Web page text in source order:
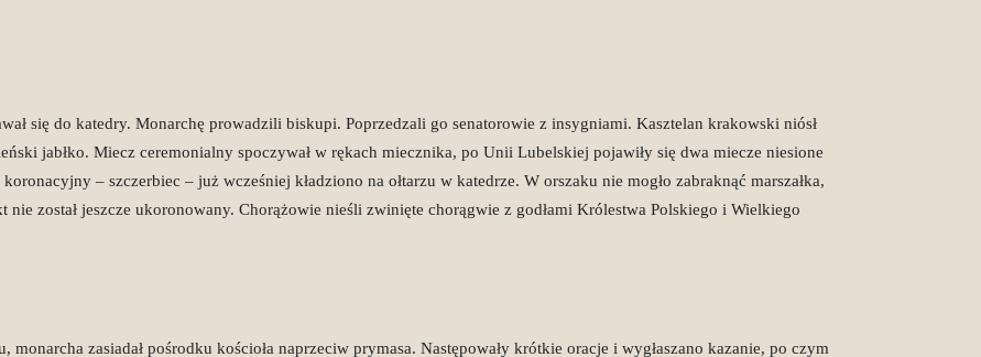
się do katedry. Monarchę prowadzili biskupi. Poprzedzali go senatorowie z insygniami. Kasztelan krakowski niósł
jabłko. Miecz ceremonialny spoczywał w rękach miecznika, po Unii Lubelskiej pojawiły się dwa miecze niesione
– szczerbiec – już wcześniej kładziono na ołtarzu w katedrze. W orszaku nie mogło zabraknąć marszałka,
nie został jeszcze ukoronowany. Chorążowie nieśli zwinięte chorągwie z godłami Królestwa Polskiego i Wielkiego
monarcha zasiadał pośrodku kościoła naprzeciw prymasa. Następowały krótkie oracje i wygłaszano kazanie, po czym